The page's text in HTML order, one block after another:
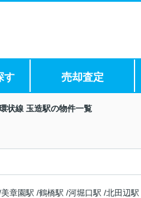
す 売却査定
状線 玉造駅の物件一覧
美章園駅 /鶴橋駅 /河堀口駅 /北田辺駅